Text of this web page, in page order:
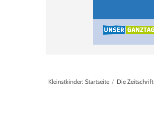
Kleinstkinder: Startseite Die Zeitschrift